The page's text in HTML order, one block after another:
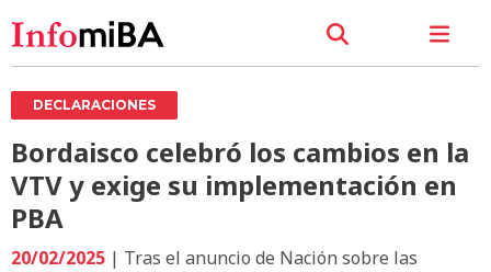
DECLARACIONES
Bordaisco celebró los cambios en la
VTV y exige su implementación en
PBA
20/02/2025 | Tras el anuncio de Nación sobre las